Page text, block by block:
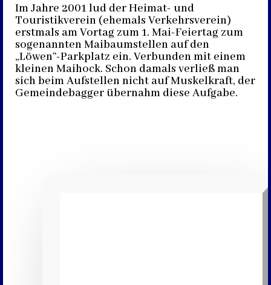
Im Jahre 2001 lud der Heimat- und
Touristikverein (ehemals Verkehrsverein)
erstmals am Vortag zum 1. Mai-Feiertag zum
sogenannten Maibaumstellen auf den
„Löwen“-Parkplatz ein. Verbunden mit einem
kleinen Maihock. Schon damals verließ man
sich beim Aufstellen nicht auf Muskelkraft, der
Gemeindebagger übernahm diese Aufgabe.